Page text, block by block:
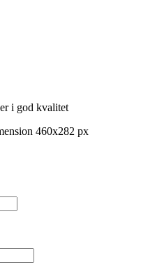
i god kvalitet
460x282 px